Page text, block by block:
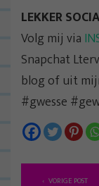
LEKKER
Volg mij via
Snapchat
blog of uit
#gwesse
VORIGE POST